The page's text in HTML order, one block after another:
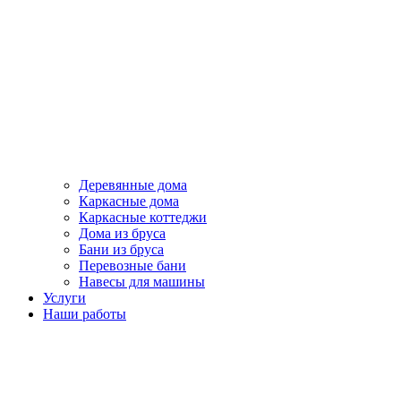
Деревянные дома
Каркасные дома
Каркасные коттеджи
Дома из бруса
Бани из бруса
Перевозные бани
Навесы для машины
Услуги
Наши работы